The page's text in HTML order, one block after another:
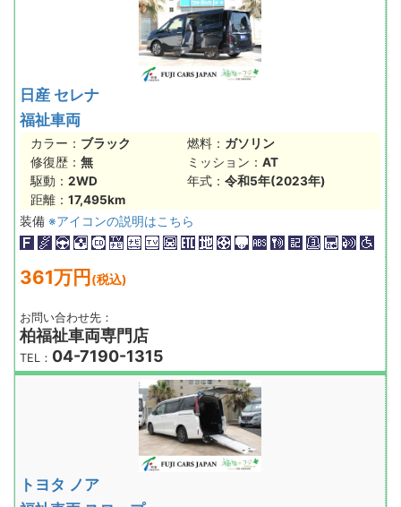
日産 セレナ
福祉車両
カラー： ブラック 燃料： ガソリン
修復歴： 無 ミッション： AT
駆動： 2WD 年式： 令和5年(2023年)
距離： 17,495km
装備 ※アイコンの説明はこちら
361万円 (税込)
お問い合わせ先：
柏福祉車両専門店
TEL： 04-7190-1315
トヨタ ノア